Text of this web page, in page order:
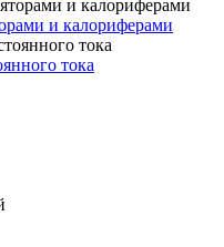
и калориферами
тока